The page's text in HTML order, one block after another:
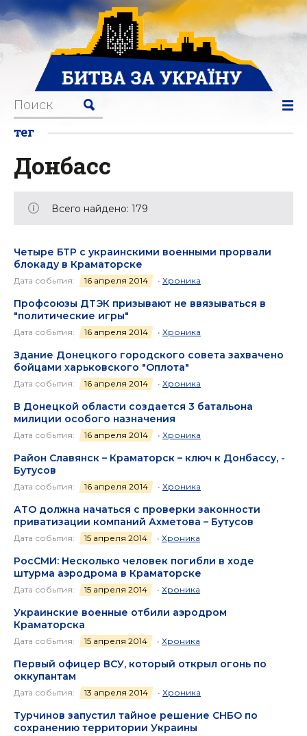
тег
Донбасс
Всего найдено: 179
Четыре БТР с украинскими военными прорвали
блокаду в Краматорске
Дата события: 16 апреля 2014 • Хроника
Профсоюзы ДТЭК призывают не ввязываться в
"политические игры"
Дата события: 16 апреля 2014 • Хроника
Здание Донецкого городского совета захвачено
бойцами харьковского "Оплота"
Дата события: 16 апреля 2014 • Хроника
В Донецкой области создается 3 батальона
милиции особого назначения
Дата события: 16 апреля 2014 • Хроника
Район Славянск – Краматорск – ключ к Донбассу, -
Бутусов
Дата события: 16 апреля 2014 • Хроника
АТО должна начаться с проверки законности
приватизации компаний Ахметова – Бутусов
Дата события: 15 апреля 2014 • Хроника
РосСМИ: Несколько человек погибли в ходе
штурма аэродрома в Краматорске
Дата события: 15 апреля 2014 • Хроника
Украинские военные отбили аэродром
Краматорска
Дата события: 15 апреля 2014 • Хроника
Первый офицер ВСУ, который открыл огонь по
оккупантам
Дата события: 13 апреля 2014 • Хроника
Турчинов запустил тайное решение СНБО по
сохранению территории Украины